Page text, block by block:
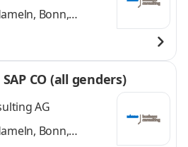
Bonn,
4 weitere
CO (all genders)
AG
Bonn,